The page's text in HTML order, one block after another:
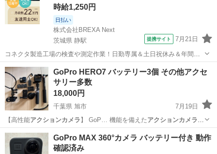
時給1,250円
日払い
株式会社BREXA Next
茨城県 静駅
提携サイト 7月21日
コネクタ製造工場の検査や測定作業！日勤専属＆土日祝休み＆年間休
日128日★クリーンルーム内作業★マイカー通勤OK＆無料駐車場あり
★就業先食堂利用可！日払い制度あり！《茨城県常陸大宮市》 人気の
工場のお仕事 ◇コネクタ製造工...
茨城 常陸大宮市
GoPro HERO7 バッテリー3個 その他アクセ
サリー多数
18,000円
千葉県 旭市
7月19日
【高性能アクションカメラ 】 GoP… 機能を備えた アクションカメラ
す。水中撮…
千葉 旭市
GoPro MAX 360°カメラ バッテリー付き 動作
確認済み